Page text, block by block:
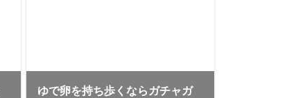
ゆで卵を持ち歩くならガチャガ